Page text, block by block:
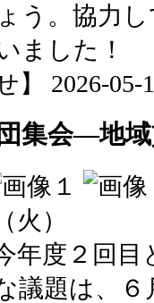
う。協力
ました！
】 2026-05-
集会―地
火）
年度２回目
議題は、